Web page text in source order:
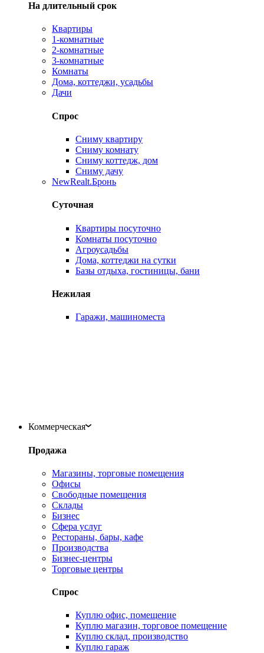
На длительный срок
Квартиры
1-комнатные
2-комнатные
3-комнатные
Комнаты
Дома, коттеджи, усадьбы
Дачи
Спрос
Сниму квартиру
Сниму комнату
Сниму коттедж, дом
Сниму дачу
NewRealt.Бронь
Суточная
Квартиры посуточно
Комнаты посуточно
Агроусадьбы
Дома, коттеджи на сутки
Базы отдыха, гостиницы, бани
Нежилая
Гаражи, машиноместа
Коммерческая
Продажа
Магазины, торговые помещения
Офисы
Свободные помещения
Склады
Бизнес
Сфера услуг
Рестораны, бары, кафе
Производства
Бизнес-центры
Торговые центры
Спрос
Куплю офис, помещение
Куплю магазин, торговое помещение
Куплю склад, производство
Куплю гараж